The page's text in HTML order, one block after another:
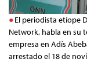
El periodista etíope
Network, habla en su
empresa en Adís
arrestado el 18 de